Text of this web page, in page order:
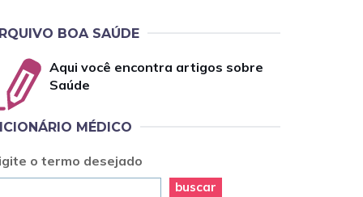
BOA SAÚDE
Aqui você encontra artigos sobre
Saúde
MÉDICO
o termo desejado
buscar